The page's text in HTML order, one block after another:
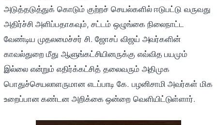
அடுத்தடுத்துக் கொடும் குற்றச் செயல்களில் ஈடுபட்டு வருவது
அதிர்ச்சி அளிப்பதாகவும், சட்டம் ஒழுங்கை நிலைநாட்ட
வேண்டிய முதலமைச்சர் சி. ஜோசப் விஜய் அவர்களின்
காவல்துறை மீது ஆளுங்கட்சியினருக்கு எவ்வித பயமும்
இல்லை என்றும் எதிர்க்கட்சித் தலைவரும் அதிமுக
பொதுச்செயலாளருமான எடப்பாடி கே. பழனிசாமி அவர்கள் மிக
உறைப்பான கண்டன அறிக்கை ஒன்றை வெளியிட்டுள்ளார்.